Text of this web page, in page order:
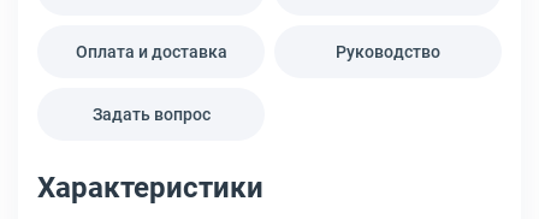
Оплата и доставка Руководство
Задать вопрос
Характеристики